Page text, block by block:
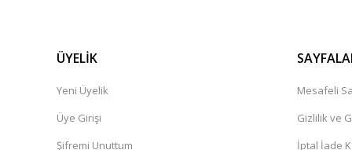
ÜYELİK
Yeni Üyelik
Üye Girişi
Şifremi Unuttum
Mesafeli
Gizlilik ve
İptal İade